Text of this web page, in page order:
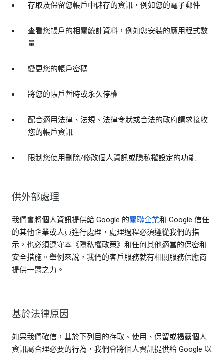
存取及保留您帳戶中儲存的資訊，例如您的電子郵件
查看您帳戶的相關統計資料，例如您安裝的應用程式數
量
變更您的帳戶密碼
將您的帳戶暫時或永久停權
配合適用法律、法規、法律令狀或合法的政府請求接收
您的帳戶資訊
限制您使用刪除/修改個人資訊或隱私權設定的功能
供外部處理
我們會將個人資訊提供給 Google 的關聯企業和 Google 信任
的其他企業或人員進行處理，處理過程必須遵從我們的指
示，也必須遵守本《隱私權政策》和任何其他適當的保密和
安全措施。舉例來說，我們的客戶服務就有相關服務供應商
提供一臂之力。
基於法律原因
如果我們確信，基於下列目的存取、使用、保留或揭露個人
資訊屬合理必要的行為，我們會將個人資訊提供給 Google 以